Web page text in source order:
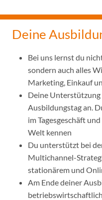
Deine
Bei uns lernst du
sondern auch alles
Marketing, Einkauf
Deine Unterstützung
Ausbildungstag an.
im Tagesgeschäft
Welt kennen
Du unterstützt bei
Multichannel-
stationärem und
Am Ende deiner